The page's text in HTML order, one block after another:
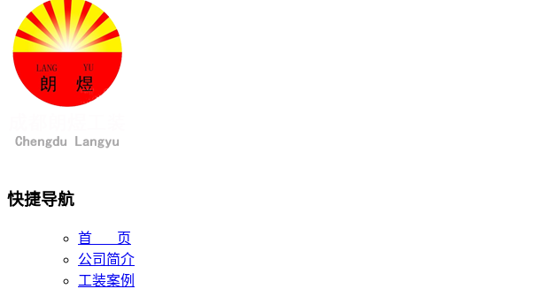
快捷导航
首 页
公司简介
工装案例